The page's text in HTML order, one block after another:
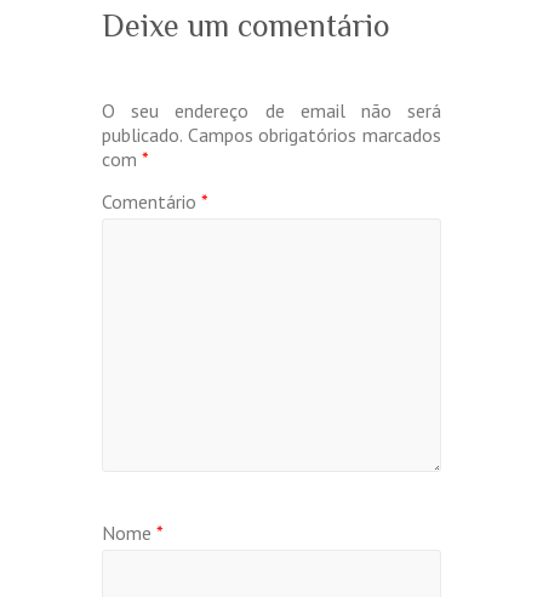
Deixe um comentário
O seu endereço de email não será
publicado. Campos obrigatórios marcados
com *
Comentário *
Nome *